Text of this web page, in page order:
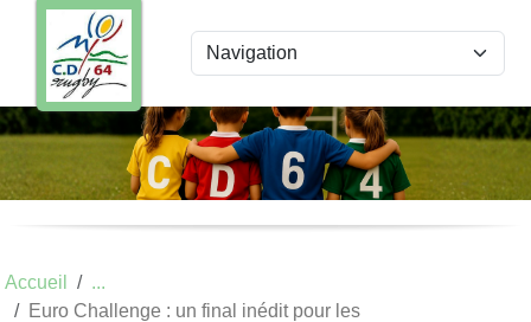
Accueil
Euro Challenge : un final inédit pour les
Panneau de gestion des cookies